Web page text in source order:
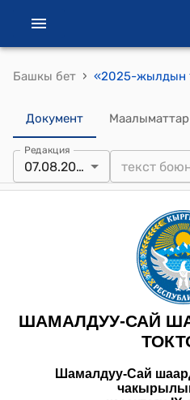
Башкы бет ›
Документ Маалыматтар
Редакция
07.08.2025